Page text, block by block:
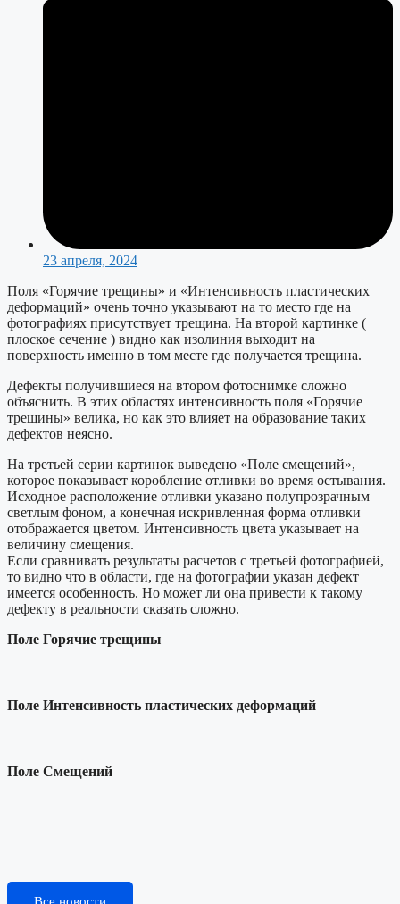
23 апреля, 2024
Поля «Горячие трещины» и «Интенсивность пластических
деформаций» очень точно указывают на то место где на
фотографиях присутствует трещина. На второй картинке (
плоское сечение ) видно как изолиния выходит на
поверхность именно в том месте где получается трещина.
Дефекты получившиеся на втором фотоснимке сложно
объяснить. В этих областях интенсивность поля «Горячие
трещины» велика, но как это влияет на образование таких
дефектов неясно.
На третьей серии картинок выведено «Поле смещений»,
которое показывает коробление отливки во время остывания.
Исходное расположение отливки указано полупрозрачным
светлым фоном, а конечная искривленная форма отливки
отображается цветом. Интенсивность цвета указывает на
величину смещения.
Если сравнивать результаты расчетов с третьей фотографией,
то видно что в области, где на фотографии указан дефект
имеется особенность. Но может ли она привести к такому
дефекту в реальности сказать сложно.
Поле Горячие трещины
Поле Интенсивность пластических деформаций
Поле Смещений
Все новости